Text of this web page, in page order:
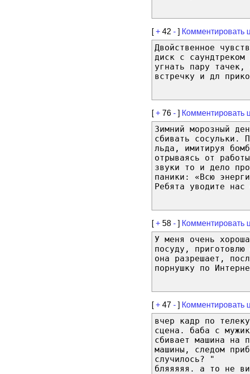
[+ 42 - ] Комментировать
Двойственное
диск с
угнать пару
встречку и дл
[+ 76 - ] Комментировать
Зимний морозный
сбивать сосульки.
льда, имитируя
отрываясь от
звуки то и дело
паники: «Всю
Ребята уводите
[+ 58 - ] Комментировать
У меня очень
посуду,
она разрешает,
порнушку по
[+ 47 - ] Комментировать
вчер кадр по
сцена. баба с
сбивает машина на
машины, следом
случилось? "
бляяяяя. а то не